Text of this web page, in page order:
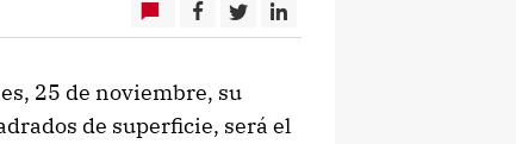
25 de noviembre, su
de superficie, será el